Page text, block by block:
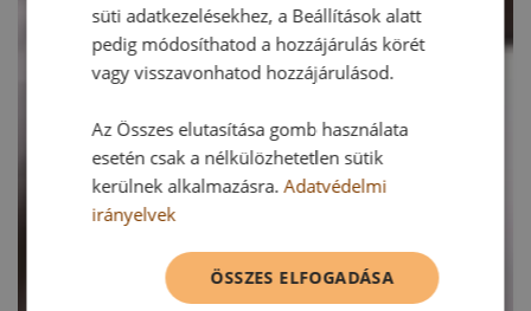
süti adatkezelésekhez, a Beállítások alatt
pedig módosíthatod a hozzájárulás körét
vagy visszavonhatod hozzájárulásod.
Az Összes elutasítása gomb használata
esetén csak a nélkülözhetetlen sütik
kerülnek alkalmazásra.Adatvédelmi
irányelvek
ÖSSZES ELFOGADÁSA